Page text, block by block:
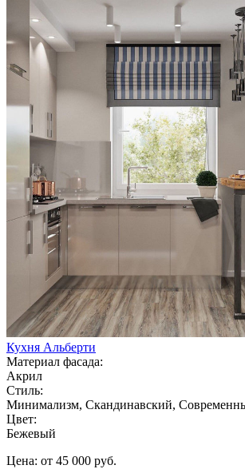
Кухня Альберти
Материал фасада:
Акрил
Стиль:
Минимализм, Скандинавский,
Цвет:
Бежевый
Цена: от 45 000 руб.